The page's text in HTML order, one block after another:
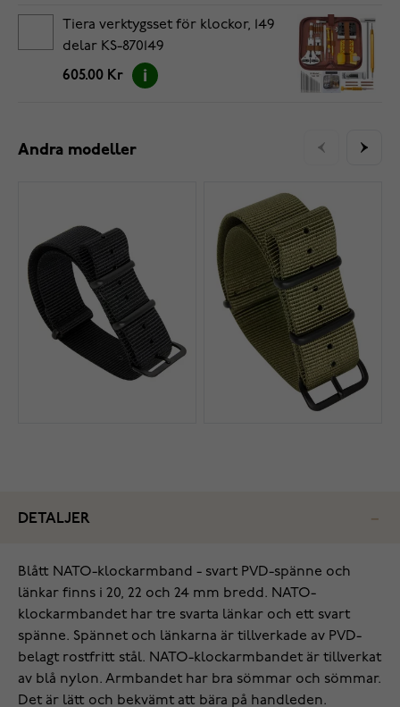
Tiera verktygsset för klockor, 149
delar KS-870149
605.00 Kr
Andra modeller
DETALJER
Blått NATO-klockarmband - svart PVD-spänne och
länkar finns i 20, 22 och 24 mm bredd. NATO-
klockarmbandet har tre svarta länkar och ett svart
spänne. Spännet och länkarna är tillverkade av PVD-
belagt rostfritt stål. NATO-klockarmbandet är tillverkat
av blå nylon. Armbandet har bra sömmar och sömmar.
Det är lätt och bekvämt att bära på handleden.